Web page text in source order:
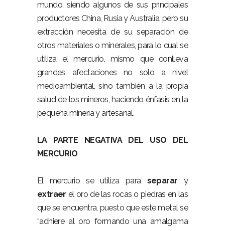
mundo, siendo algunos de sus principales
productores China, Rusia y Australia, pero su
extracción necesita de su separación de
otros materiales o minerales, para lo cual se
utiliza el mercurio, mismo que conlleva
grandes afectaciones no solo a nivel
medioambiental, sino también a la propia
salud de los mineros, haciendo énfasis en la
pequeña minería y artesanal.
LA PARTE NEGATIVA DEL USO DEL
MERCURIO
El mercurio se utiliza para separar y
extraer el oro de las rocas o piedras en las
que se encuentra, puesto que este metal se
“adhiere al oro formando una amalgama